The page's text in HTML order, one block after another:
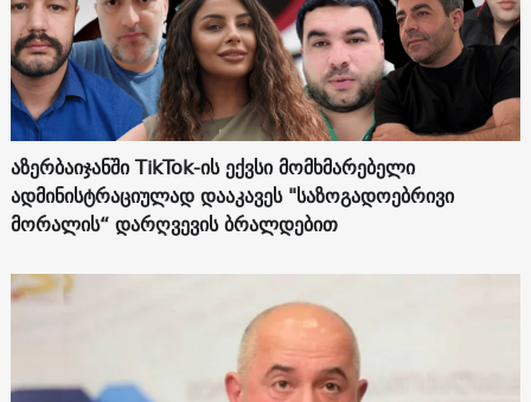
აზერბაიჯანში TikTok-ის ექვსი მომხმარებელი
ადმინისტრაციულად დააკავეს "საზოგადოებრივი
მორალის“ დარღვევის ბრალდებით